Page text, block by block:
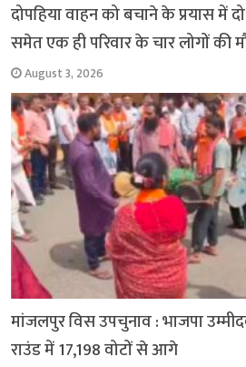
दोपहिया वाहन को बचाने के प्रयास में
समेत एक ही परिवार के चार लोगों की
August 3, 2026
मांजलपुर विस उपचुनाव : भाजपा
राउंड में 17,198 वोटों से आगे